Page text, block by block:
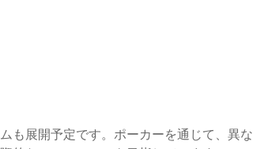
も展開予定です。ポーカーを通じて、異な